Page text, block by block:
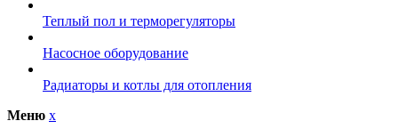
Теплый пол и терморегуляторы
Насосное оборудование
Радиаторы и котлы для отопления
Меню x